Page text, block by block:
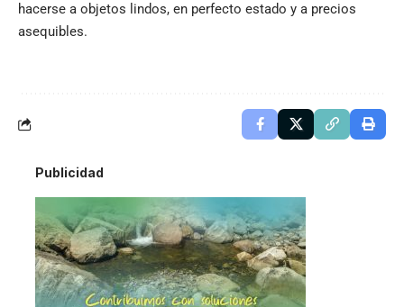
hacerse a objetos lindos, en perfecto estado y a precios
asequibles.
Publicidad